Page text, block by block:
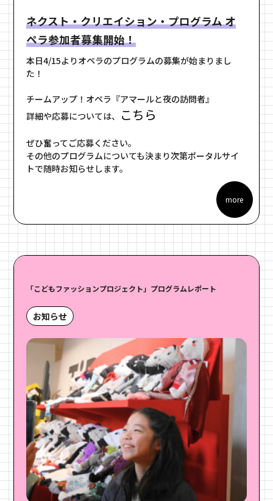
ネクスト・クリエイション・プログラム オ
ペラ参加者募集開始！
本日4/15よりオペラのプログラムの募集が始まりまし
た！
チームアップ！オペラ『アマールと夜の訪問者』
詳細や応募については、 こちら
ぜひ奮ってご応募ください。
その他のプログラムについても決まり次第ポータルサイ
トで随時お知らせします。
more
「こどもファッションプロジェクト」プログラムレポート
お知らせ